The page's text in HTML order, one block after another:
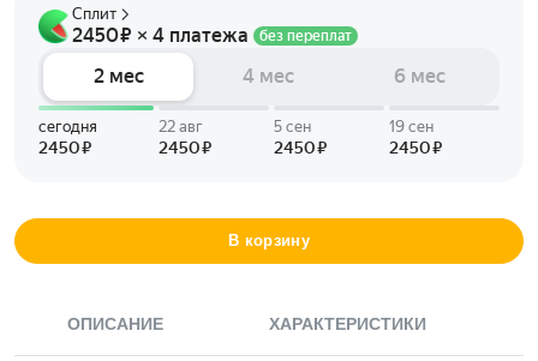
В корзину
ОПИСАНИЕ ХАРАКТЕРИСТИКИ